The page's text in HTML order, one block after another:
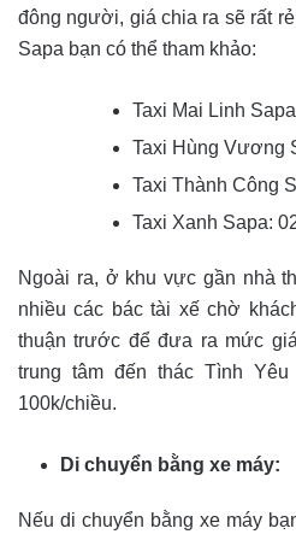
đông người, giá chia ra sẽ rất
Sapa bạn có thể tham khảo:
Taxi Mai Linh
Taxi Hùng Vương
Taxi Thành Công
Taxi Xanh Sapa:
Ngoài ra, ở khu vực gần nhà
nhiều các bác tài xế chờ
thuận trước để đưa ra mức
trung tâm đến thác Tình
100k/chiều.
Di chuyển bằng xe máy:
Nếu di chuyển bằng xe máy